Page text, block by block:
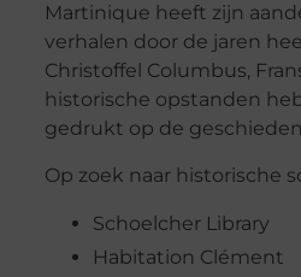
Martinique heeft zijn
verhalen door de jaren
Christoffel Columbus,
historische opstanden
gedrukt op de
Op zoek naar historische
Schoelcher Library
Habitation Clément